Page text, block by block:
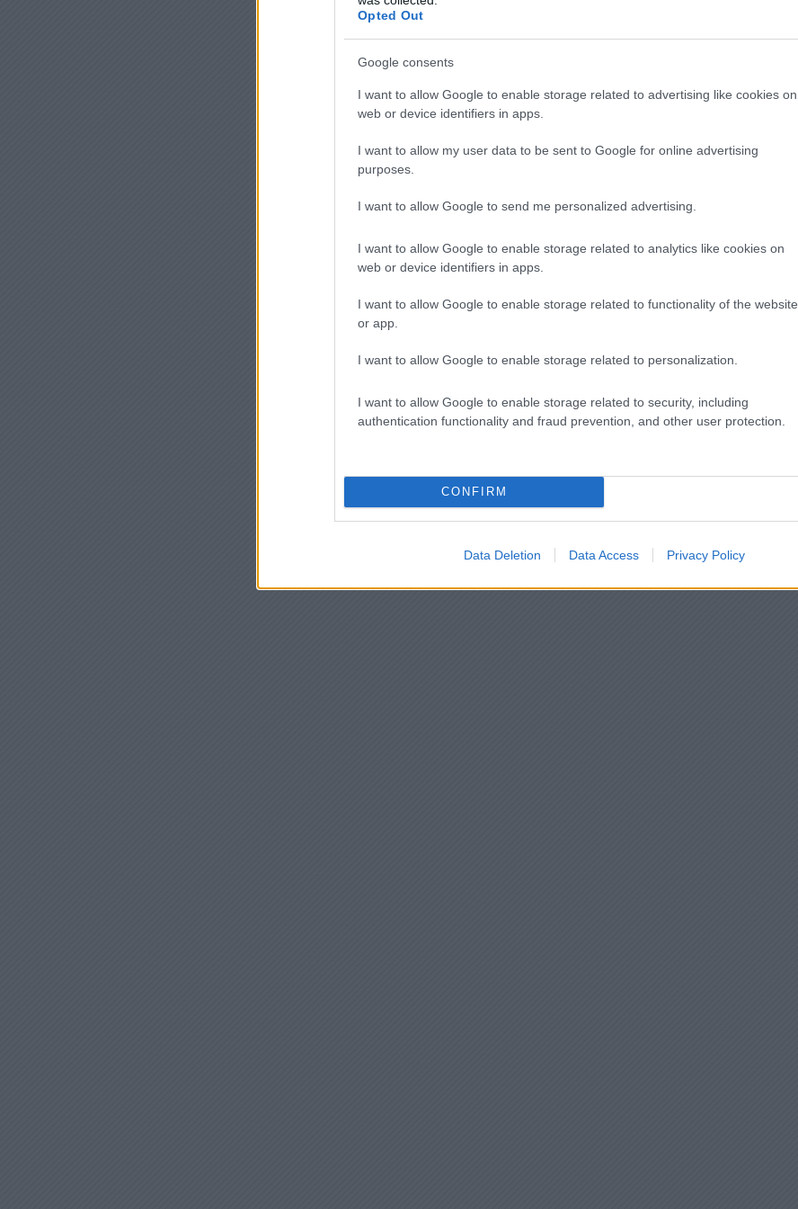
Opted Out
Google consents
I want to allow Google to enable storage related to advertising like cookies on
web or device identifiers in apps.
I want to allow my user data to be sent to Google for online advertising
purposes.
I want to allow Google to send me personalized advertising.
I want to allow Google to enable storage related to analytics like cookies on
web or device identifiers in apps.
I want to allow Google to enable storage related to functionality of the website
or app.
I want to allow Google to enable storage related to personalization.
I want to allow Google to enable storage related to security, including
authentication functionality and fraud prevention, and other user protection.
CONFIRM
Data Deletion Data Access Privacy Policy